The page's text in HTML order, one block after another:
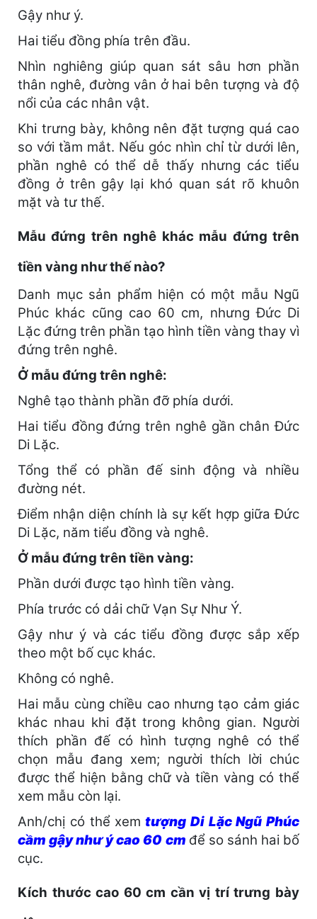
Gậy như ý.
Hai tiểu đồng phía trên đầu.
Nhìn nghiêng giúp quan sát sâu hơn phần
thân nghê, đường vân ở hai bên tượng và độ
nổi của các nhân vật.
Khi trưng bày, không nên đặt tượng quá cao
so với tầm mắt. Nếu góc nhìn chỉ từ dưới lên,
phần nghê có thể dễ thấy nhưng các tiểu
đồng ở trên gậy lại khó quan sát rõ khuôn
mặt và tư thế.
Mẫu đứng trên nghê khác mẫu đứng trên
tiền vàng như thế nào?
Danh mục sản phẩm hiện có một mẫu Ngũ
Phúc khác cũng cao 60 cm, nhưng Đức Di
Lặc đứng trên phần tạo hình tiền vàng thay vì
đứng trên nghê.
Ở mẫu đứng trên nghê:
Nghê tạo thành phần đỡ phía dưới.
Hai tiểu đồng đứng trên nghê gần chân Đức
Di Lặc.
Tổng thể có phần đế sinh động và nhiều
đường nét.
Điểm nhận diện chính là sự kết hợp giữa Đức
Di Lặc, năm tiểu đồng và nghê.
Ở mẫu đứng trên tiền vàng:
Phần dưới được tạo hình tiền vàng.
Phía trước có dải chữ Vạn Sự Như Ý.
Gậy như ý và các tiểu đồng được sắp xếp
theo một bố cục khác.
Không có nghê.
Hai mẫu cùng chiều cao nhưng tạo cảm giác
khác nhau khi đặt trong không gian. Người
thích phần đế có hình tượng nghê có thể
chọn mẫu đang xem; người thích lời chúc
được thể hiện bằng chữ và tiền vàng có thể
xem mẫu còn lại.
Anh/chị có thể xem tượng Di Lặc Ngũ Phúc
cầm gậy như ý cao 60 cm để so sánh hai bố
cục.
Kích thước cao 60 cm cần vị trí trưng bày